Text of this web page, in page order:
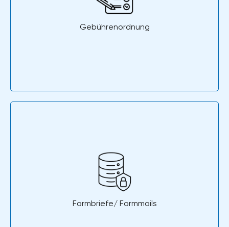
Gebührenordnung
Formbriefe/ Formmails